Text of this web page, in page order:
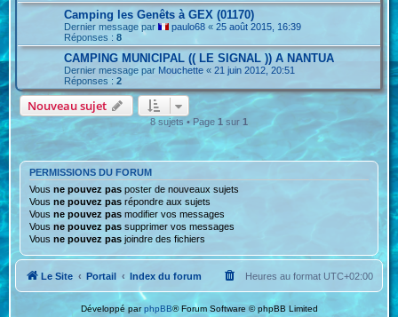
Camping les Genêts à GEX (01170)
Dernier message par paulo68 «25 août 2015, 16:39
Réponses :8
CAMPING MUNICIPAL (( LE SIGNAL )) A NANTUA
Dernier message par Mouchette «21 juin 2012, 20:51
Réponses :2
Nouveau sujet
8 sujets • Page 1 sur 1
PERMISSIONS DU FORUM
Vousne pouvez pas poster de nouveaux sujets
Vousne pouvez pas répondre aux sujets
Vousne pouvez pas modifier vos messages
Vousne pouvez pas supprimer vos messages
Vousne pouvez pas joindre des fichiers
Le Site Portail Index du forum Heures au format UTC+02:00
Développé parphpBB® Forum Software © phpBB Limited